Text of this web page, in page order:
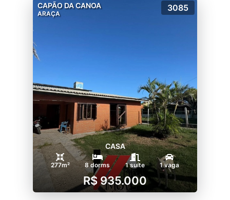
CAPÃO DA CANOA
ARAÇA
3085
CASA
277m² 8 dorms 1 suíte 1 vaga
R$ 935.000